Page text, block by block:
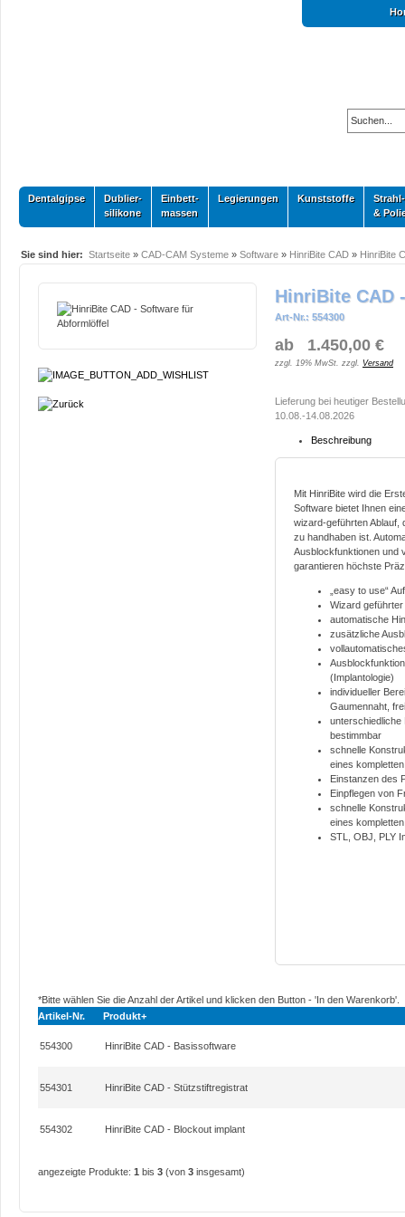
Dentalgipse
Dublier-
silikone
Einbett-
massen
Legierungen Kunststoffe
Strahl-
&
Sie sind hier: Startseite » CAD-CAM Systeme » Software » HinriBite CAD » HinriBite
HinriBite CAD
Art-Nr.: 554300
ab 1.450,00 €
zzgl. 19% MwSt. zzgl. Versand
Lieferung bei heutiger
10.08.-14.08.2026
Beschreibung
Mit HinriBite wird die
Software bietet Ihnen
wizard-geführten Ablauf,
zu handhaben ist.
Ausblockfunktionen und
garantieren höchste
„easy to use“
Wizard
automatische
zusätzliche
(Implantologie)
individueller
Gaumennaht,
unterschiedliche
bestimmbar
schnelle
eines
Einstanzen des
Einpflegen von
schnelle
eines
STL, OBJ, PLY
*Bitte wählen Sie die Anzahl der Artikel und klicken den Button - 'In den Warenkorb'.
Artikel-Nr.
Produkt+
554300 HinriBite CAD - Basissoftware
554301 HinriBite CAD - Stützstiftregistrat
554302 HinriBite CAD - Blockout implant
angezeigte Produkte: 1 bis 3 (von 3 insgesamt)